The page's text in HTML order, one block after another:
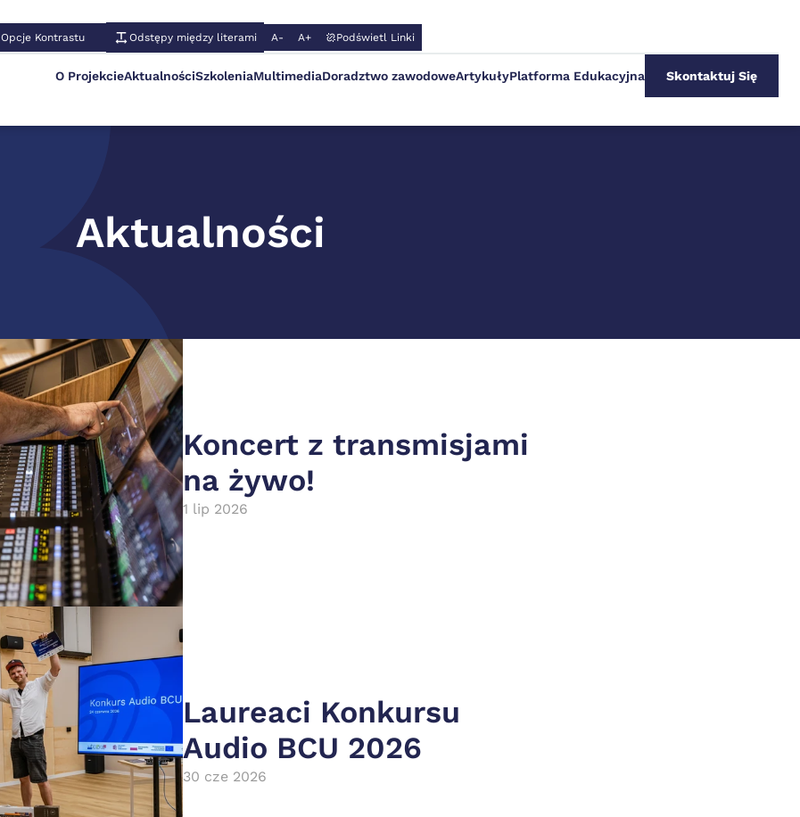
Aktualności
Koncert z transmisjami
na żywo!
1 lip 2026
Laureaci Konkursu
Audio BCU 2026
30 cze 2026
Opcje Kontrastu Odstępy między literami A- A+ Podświetl Linki
O ProjekcieAktualnościSzkoleniaMultimediaDoradztwo zawodoweArtykułyPlatforma Edukacyjna Skontaktuj Się